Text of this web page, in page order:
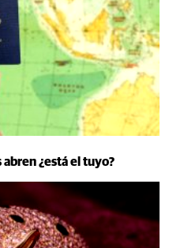
abren ¿está el tuyo?